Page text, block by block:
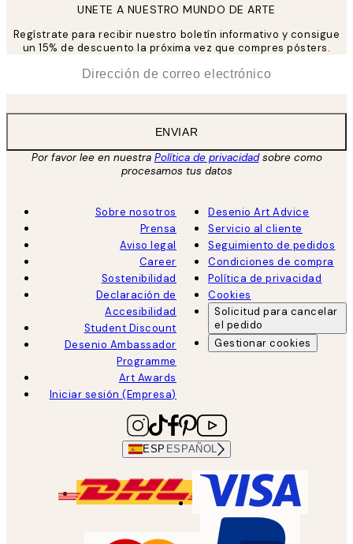
UNETE A NUESTRO MUNDO DE ARTE
Regístrate para recibir nuestro boletín informativo y consigue
un 15% de descuento la próxima vez que compres pósters.
ENVIAR
Por favor lee en nuestra Política de privacidadsobre como
procesamos tus datos
Sobre nosotros
Prensa
Aviso legal
Career
Sostenibilidad
Declaración de
Accesibilidad
Student Discount
Desenio Ambassador
Programme
Art Awards
Iniciar sesión (Empresa)
Desenio Art Advice
Servicio al cliente
Seguimiento de pedidos
Condiciones de compra
Política de privacidad
Cookies
Solicitud para cancelar
el pedido
Gestionar cookies
ESP ESPAÑOL